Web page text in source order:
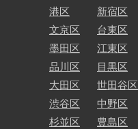
港区
文京区
墨田区
品川区
大田区
渋谷区
杉並区
新宿区
台東区
江東区
目黒区
世田谷区
中野区
豊島区